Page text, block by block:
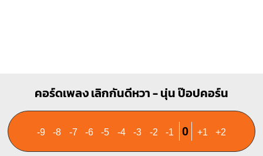
คอร์ดเพลง เลิกกันดีหวา - นุ่น ป๊อปคอร์น
-9 -8 -7 -6 -5 -4 -3 -2 -1 0 +1 +2